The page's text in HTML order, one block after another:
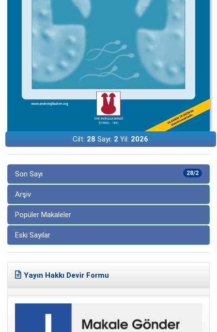
Cilt: 28 Sayı: 2 Yıl: 2026
28/2
Son Sayı
Arşiv
Popüler Makaleler
Eski Sayılar
Yayın Hakkı Devir Formu